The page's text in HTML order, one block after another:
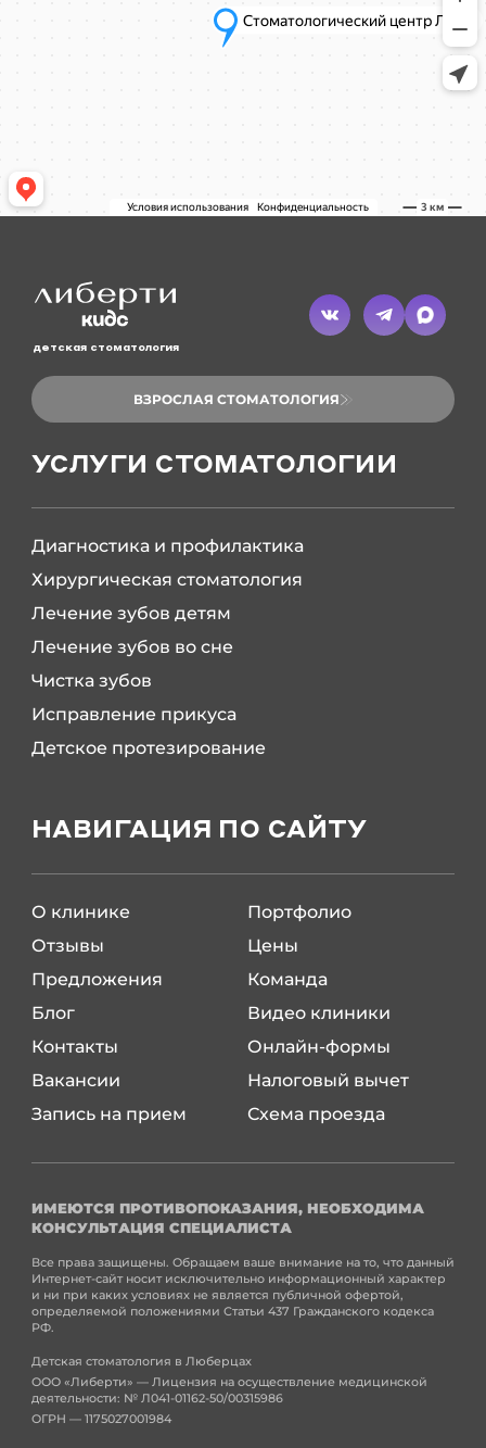
детская стоматология
ВЗРОСЛАЯ СТОМАТОЛОГИЯ
УСЛУГИ СТОМАТОЛОГИИ
Диагностика и профилактика
Хирургическая стоматология
Лечение зубов детям
Лечение зубов во сне
Чистка зубов
Исправление прикуса
Детское протезирование
НАВИГАЦИЯ ПО САЙТУ
О клинике
Портфолио
Отзывы
Цены
Предложения
Команда
Блог
Видео клиники
Контакты
Онлайн-формы
Вакансии
Налоговый вычет
Запись на прием
Схема проезда
ИМЕЮТСЯ ПРОТИВОПОКАЗАНИЯ, НЕОБХОДИМА
КОНСУЛЬТАЦИЯ СПЕЦИАЛИСТА
Все права защищены. Обращаем ваше внимание на то, что данный
Интернет-сайт носит исключительно информационный характер
и ни при каких условиях не является публичной офертой,
определяемой положениями Статьи 437 Гражданского кодекса
РФ.
Детская стоматология в Люберцах
ООО «Либерти» — Лицензия на осуществление медицинской
деятельности: № Л041-01162-50/00315986
ОГРН — 1175027001984